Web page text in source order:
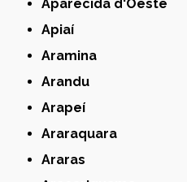
Aparecida d'Oeste
Apiaí
Aramina
Arandu
Arapeí
Araraquara
Araras